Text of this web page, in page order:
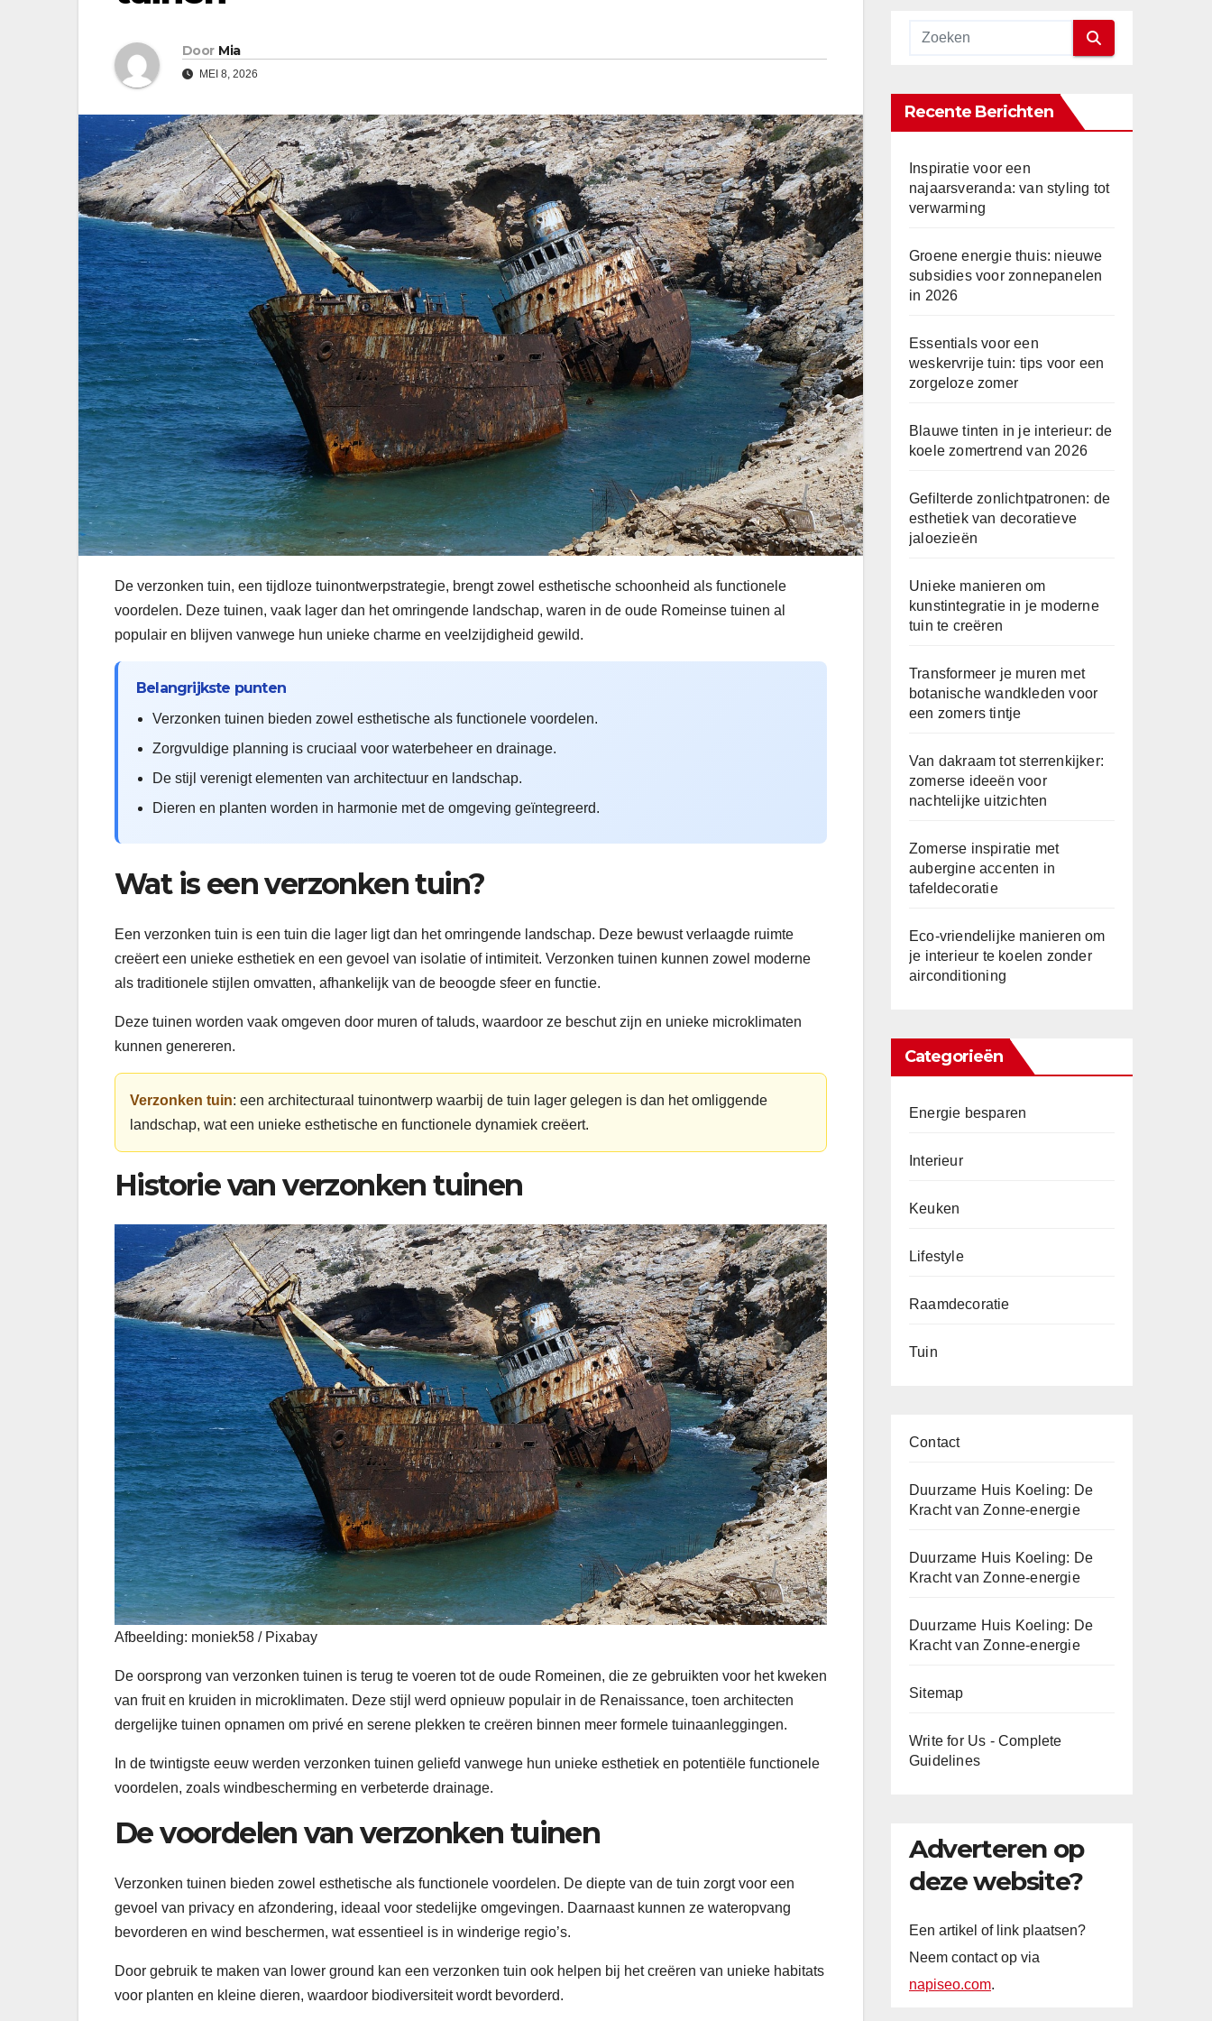
Door Mia
MEI 8, 2026
De verzonken tuin, een tijdloze tuinontwerpstrategie, brengt zowel esthetische schoonheid als functionele
voordelen. Deze tuinen, vaak lager dan het omringende landschap, waren in de oude Romeinse tuinen al
populair en blijven vanwege hun unieke charme en veelzijdigheid gewild.
Belangrijkste punten
Verzonken tuinen bieden zowel esthetische als functionele voordelen.
Zorgvuldige planning is cruciaal voor waterbeheer en drainage.
De stijl verenigt elementen van architectuur en landschap.
Dieren en planten worden in harmonie met de omgeving geïntegreerd.
Wat is een verzonken tuin?
Een verzonken tuin is een tuin die lager ligt dan het omringende landschap. Deze bewust verlaagde ruimte
creëert een unieke esthetiek en een gevoel van isolatie of intimiteit. Verzonken tuinen kunnen zowel moderne
als traditionele stijlen omvatten, afhankelijk van de beoogde sfeer en functie.
Deze tuinen worden vaak omgeven door muren of taluds, waardoor ze beschut zijn en unieke microklimaten
kunnen genereren.
Verzonken tuin: een architecturaal tuinontwerp waarbij de tuin lager gelegen is dan het omliggende
landschap, wat een unieke esthetische en functionele dynamiek creëert.
Historie van verzonken tuinen
Afbeelding: moniek58 / Pixabay
De oorsprong van verzonken tuinen is terug te voeren tot de oude Romeinen, die ze gebruikten voor het kweken
van fruit en kruiden in microklimaten. Deze stijl werd opnieuw populair in de Renaissance, toen architecten
dergelijke tuinen opnamen om privé en serene plekken te creëren binnen meer formele tuinaanleggingen.
In de twintigste eeuw werden verzonken tuinen geliefd vanwege hun unieke esthetiek en potentiële functionele
voordelen, zoals windbescherming en verbeterde drainage.
De voordelen van verzonken tuinen
Verzonken tuinen bieden zowel esthetische als functionele voordelen. De diepte van de tuin zorgt voor een
gevoel van privacy en afzondering, ideaal voor stedelijke omgevingen. Daarnaast kunnen ze wateropvang
bevorderen en wind beschermen, wat essentieel is in winderige regio’s.
Door gebruik te maken van lower ground kan een verzonken tuin ook helpen bij het creëren van unieke habitats
voor planten en kleine dieren, waardoor biodiversiteit wordt bevorderd.
Recente Berichten
Inspiratie voor een
najaarsveranda: van styling tot
verwarming
Groene energie thuis: nieuwe
subsidies voor zonnepanelen
in 2026
Essentials voor een
weskervrije tuin: tips voor een
zorgeloze zomer
Blauwe tinten in je interieur: de
koele zomertrend van 2026
Gefilterde zonlichtpatronen: de
esthetiek van decoratieve
jaloezieën
Unieke manieren om
kunstintegratie in je moderne
tuin te creëren
Transformeer je muren met
botanische wandkleden voor
een zomers tintje
Van dakraam tot sterrenkijker:
zomerse ideeën voor
nachtelijke uitzichten
Zomerse inspiratie met
aubergine accenten in
tafeldecoratie
Eco-vriendelijke manieren om
je interieur te koelen zonder
airconditioning
Categorieën
Energie besparen
Interieur
Keuken
Lifestyle
Raamdecoratie
Tuin
Contact
Duurzame Huis Koeling: De
Kracht van Zonne-energie
Duurzame Huis Koeling: De
Kracht van Zonne-energie
Duurzame Huis Koeling: De
Kracht van Zonne-energie
Sitemap
Write for Us - Complete
Guidelines
Adverteren op
deze website?
Een artikel of link plaatsen?
Neem contact op via
napiseo.com.